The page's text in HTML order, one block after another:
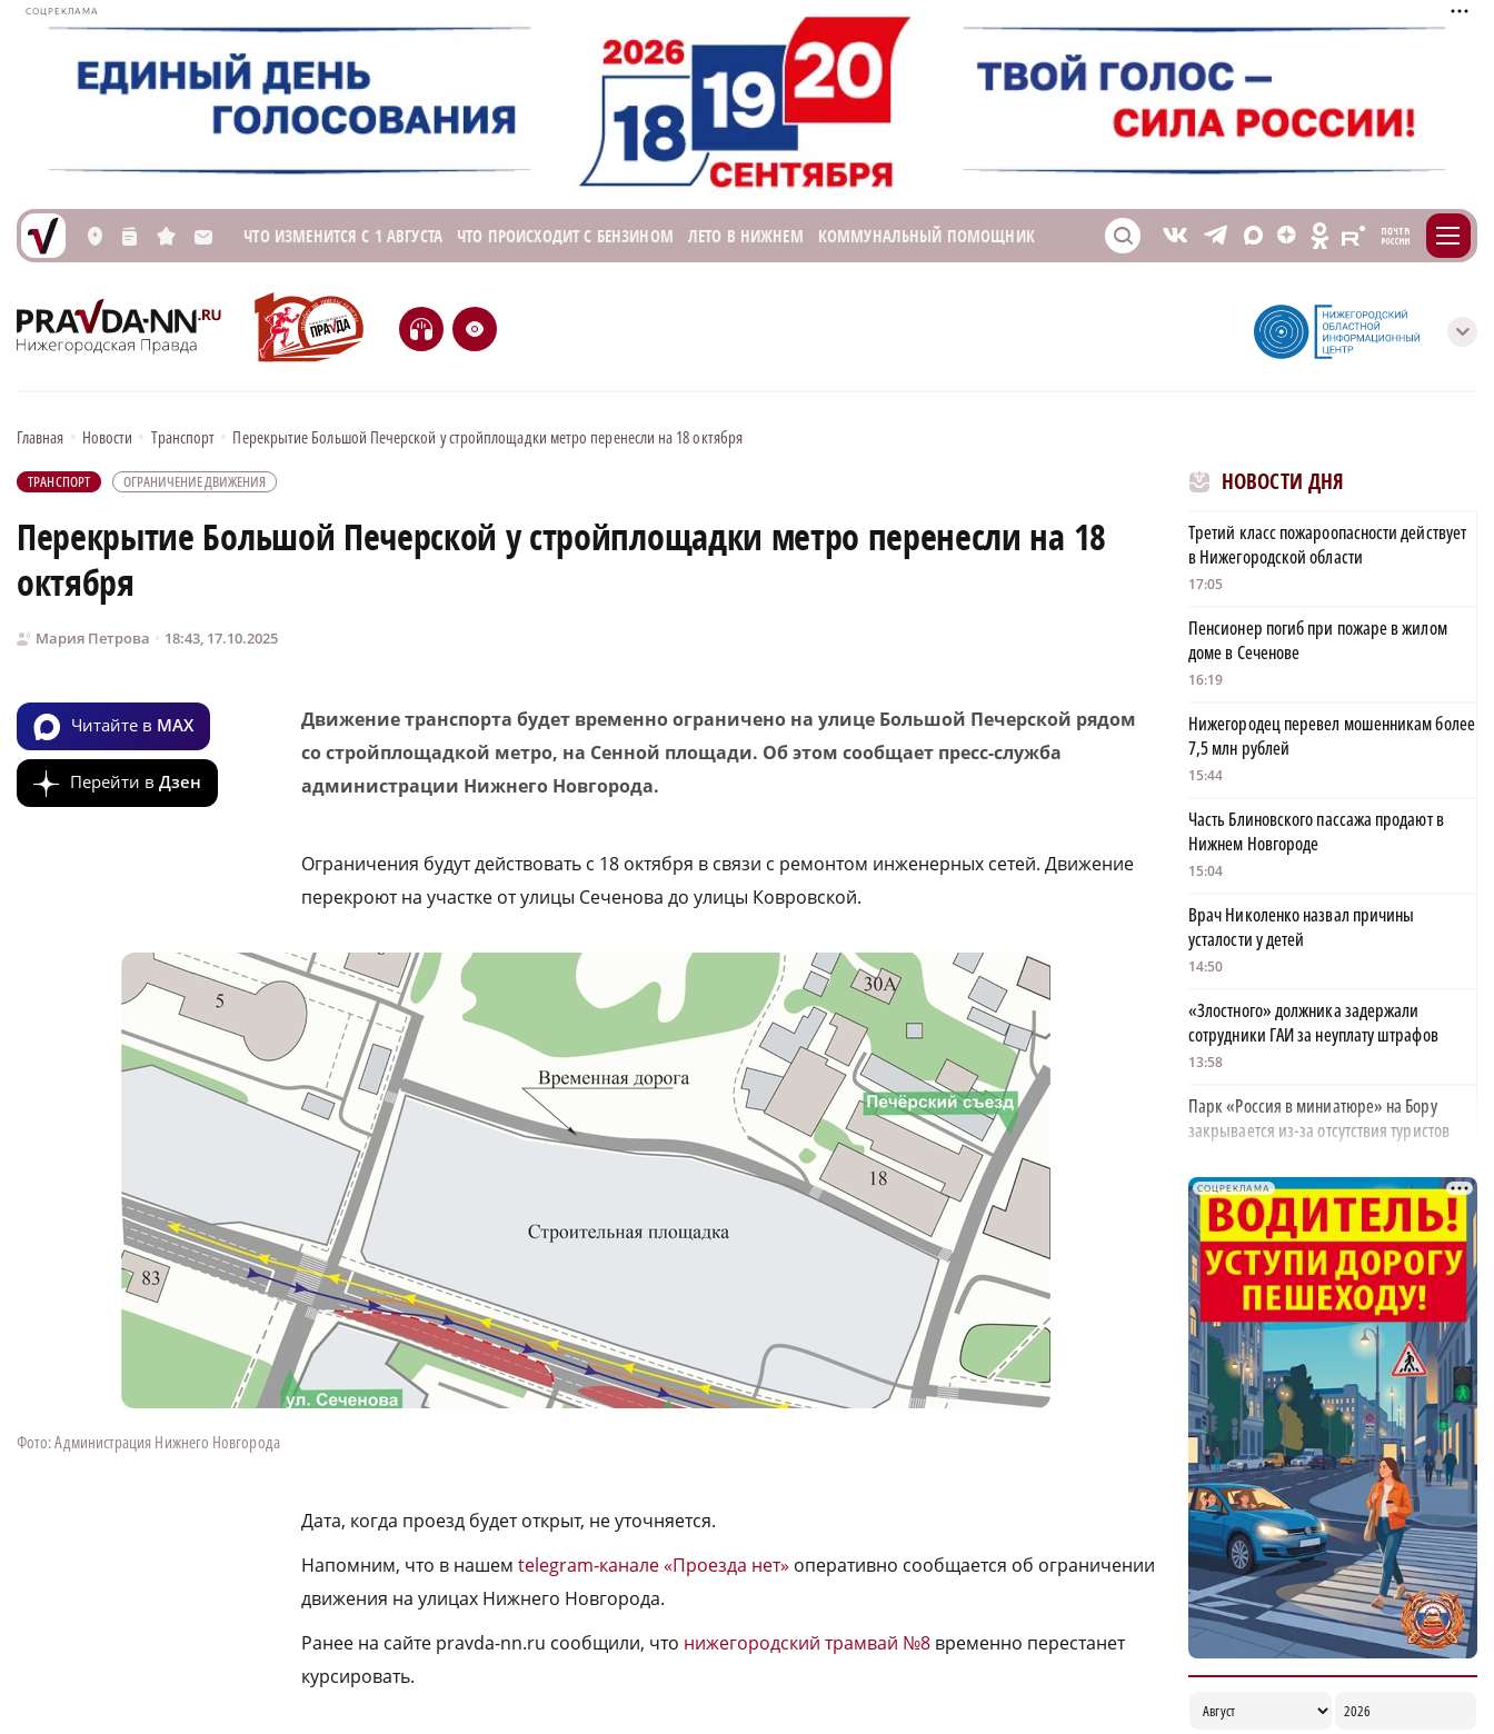
СОЦРЕКЛАМА
L n s M ЧТО ИЗМЕНИТСЯ С 1 АВГУСТА ЧТО ПРОИСХОДИТ С БЕНЗИНОМ ЛЕТО В НИЖНЕМ КОММУНАЛЬНЫЙ ПОМОЩНИК S V T X Z O E m
H e с
Главная • Новости • Транспорт • Перекрытие Большой Печерской у стройплощадки метро перенесли на 18 октября
ТРАНСПОРТ ОГРАНИЧЕНИЕ ДВИЖЕНИЯ
Перекрытие Большой Печерской у стройплощадки метро перенесли на 18
октября
Мария Петрова 18:43, 17.10.2025
Читайте в MAX
Перейти в Дзен
Движение транспорта будет временно ограничено на улице Большой Печерской рядом
со стройплощадкой метро, на Сенной площади. Об этом сообщает пресс-служба
администрации Нижнего Новгорода.
Ограничения будут действовать с 18 октября в связи с ремонтом инженерных сетей. Движение
перекроют на участке от улицы Сеченова до улицы Ковровской.
Фото: Администрация Нижнего Новгорода
Дата, когда проезд будет открыт, не уточняется.
Напомним, что в нашем telegram-канале «Проезда нет» оперативно сообщается об ограничении
движения на улицах Нижнего Новгорода.
Ранее на сайте pravda-nn.ru сообщили, что нижегородский трамвай №8 временно перестанет
курсировать.
НОВОСТИ ДНЯ
Третий класс пожароопасности действует
в Нижегородской области
17:05
Пенсионер погиб при пожаре в жилом
доме в Сеченове
16:19
Нижегородец перевел мошенникам более
7,5 млн рублей
15:44
Часть Блиновского пассажа продают в
Нижнем Новгороде
15:04
Врач Николенко назвал причины
усталости у детей
14:50
«Злостного» должника задержали
сотрудники ГАИ за неуплату штрафов
13:58
Парк «Россия в миниатюре» на Бору
закрывается из-за отсутствия туристов
Найти своего человека: как помогают
питомцам в центре «Планета кошек»
13:00
У нижегородских абитуриентов стали
популярны инженерные направления
12:48
Как помощь людям стала главным делом
жизни для нижегородской студентки
12:47
СОЦРЕКЛАМА